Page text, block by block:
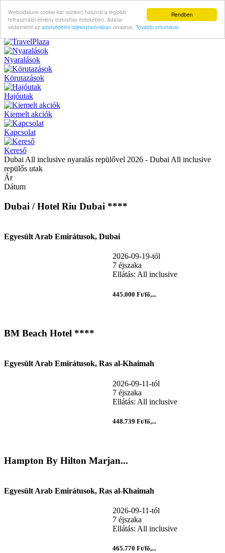
Rendben
Weboldalunk cookie-kat (sütiket) használ a legjobb
felhasználói élmény biztosítás érdekében. Adatai
védelméröl az adatvédelmi tájékoztatónkban olvashat. További információ
Nyaralások
Körutazások
Hajóutak
Kiemelt akciók
Kapcsolat
Kereső
Dubai All inclusive nyaralás repülővel 2026 - Dubai All inclusive
repülős utak
Ár
Dátum
Dubai / Hotel Riu Dubai ****
Egyesült Arab Emirátusok, Dubai
2026-09-19-tól
7 éjszaka
Ellátás: All inclusive
445.000 Ft/fő,...
BM Beach Hotel ****
Egyesült Arab Emirátusok, Ras al-Khaimah
2026-09-11-tól
7 éjszaka
Ellátás: All inclusive
448.739 Ft/fő,...
Hampton By Hilton Marjan...
Egyesült Arab Emirátusok, Ras al-Khaimah
2026-09-11-tól
7 éjszaka
Ellátás: All inclusive
465.770 Ft/fő,...